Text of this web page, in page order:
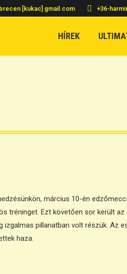
[kukac] gmail.com +36-
HÍREK
március 10-én
tréninget. Ezt követően sor került
izgalmas pillanatban volt részük. Az
haza.